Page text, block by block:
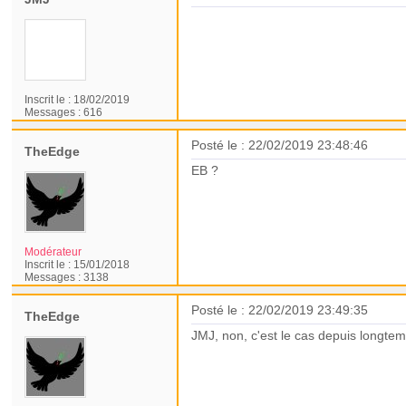
Inscrit le : 18/02/2019
Messages :616
TheEdge
Modérateur
Inscrit le : 15/01/2018
Messages :3138
Posté le : 22/02/2019 23:48:46
EB ?
TheEdge
Posté le : 22/02/2019 23:49:35
JMJ, non, c'est le cas depuis